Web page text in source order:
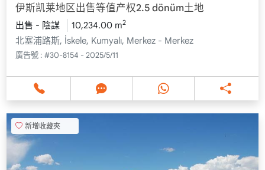
伊斯凯莱地区出售等值产权2.5 dönüm土地
出售 - 陰謀 10,234.00 m2
北塞浦路斯, İskele, Kumyalı, Merkez - Merkez
廣告號 : #30-8154 - 2025/5/11
新增收藏夾